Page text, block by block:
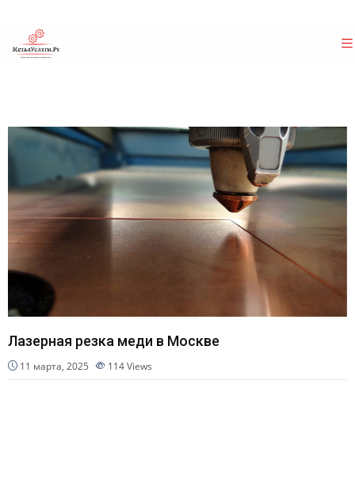
Лазерная резка меди в Москве
11 марта, 2025 114Views